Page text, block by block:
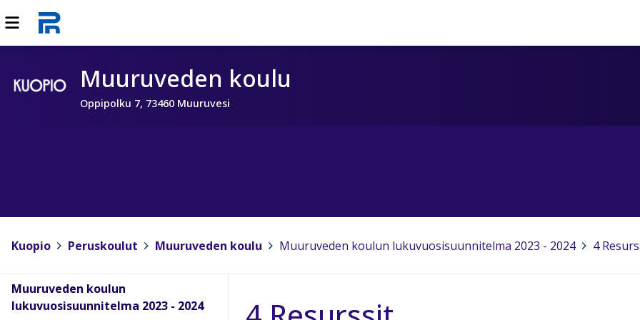
Muuruveden koulu
Oppipolku 7, 73460 Muuruvesi
Kuopio Peruskoulut Muuruveden koulu Muuruveden koulun lukuvuosisuunnitelma 2023 - 2024 4
Muuruveden koulun
lukuvuosisuunnitelma 2023 - 2024